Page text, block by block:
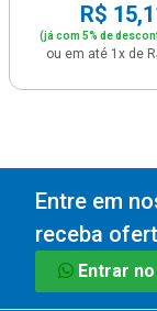
R$
(já com 5% de
ou em até 1x de
Entre em
receba
Entrar